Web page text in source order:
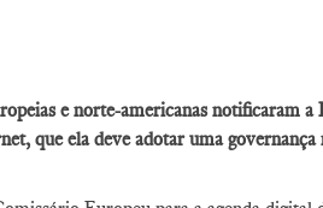
e norte-americanas notificaram a
que ela deve adotar uma